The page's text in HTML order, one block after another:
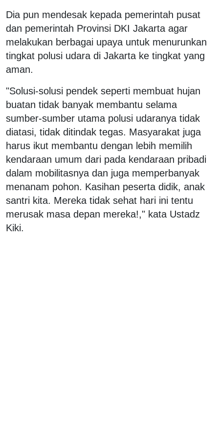
Dia pun mendesak kepada pemerintah pusat
dan pemerintah Provinsi DKI Jakarta agar
melakukan berbagai upaya untuk menurunkan
tingkat polusi udara di Jakarta ke tingkat yang
aman.
"Solusi-solusi pendek seperti membuat hujan
buatan tidak banyak membantu selama
sumber-sumber utama polusi udaranya tidak
diatasi, tidak ditindak tegas. Masyarakat juga
harus ikut membantu dengan lebih memilih
kendaraan umum dari pada kendaraan pribadi
dalam mobilitasnya dan juga memperbanyak
menanam pohon. Kasihan peserta didik, anak
santri kita. Mereka tidak sehat hari ini tentu
merusak masa depan mereka!," kata Ustadz
Kiki.